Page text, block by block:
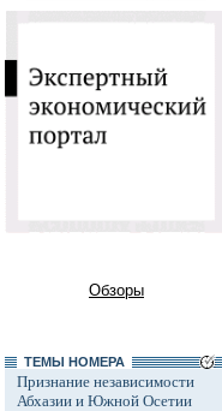
Обзоры
ТЕМЫ НОМЕРА
Признание независимости
Абхазии и Южной Осетии